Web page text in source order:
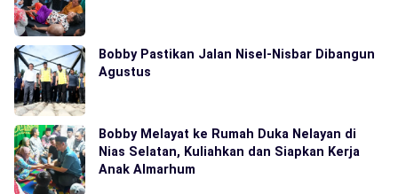
Bobby Pastikan Jalan Nisel-Nisbar Dibangun
Agustus
Bobby Melayat ke Rumah Duka Nelayan di
Nias Selatan, Kuliahkan dan Siapkan Kerja
Anak Almarhum